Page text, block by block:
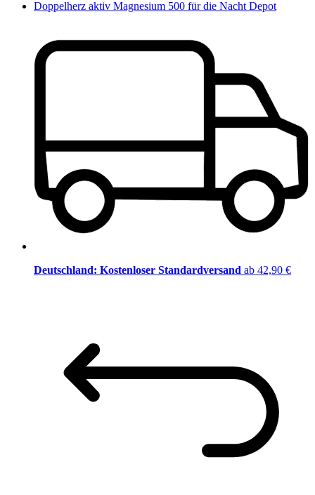
Doppelherz aktiv Magnesium 500 für die Nacht Depot
Deutschland: Kostenloser Standardversand ab 42,90 €